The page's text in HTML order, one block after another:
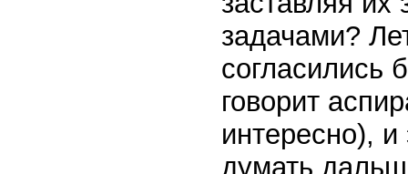
задачами?
согласились
говорит
интересно),
думать